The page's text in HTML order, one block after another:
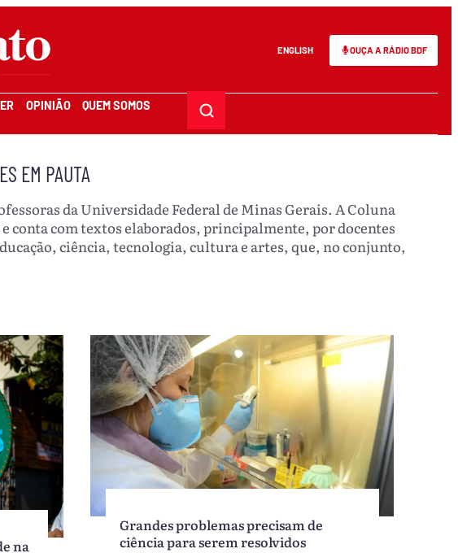
ENGLISH OUÇA A RÁDIO BDF
OPINIÃO QUEM SOMOS
EM PAUTA
da Universidade Federal de Minas Gerais. A Coluna
conta com textos elaborados, principalmente, por docentes
ciência, tecnologia, cultura e artes, que, no conjunto,
na
Grandes problemas precisam de
ciência para serem resolvidos